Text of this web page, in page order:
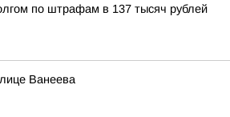
по штрафам в 137 тысяч рублей
Ванеева